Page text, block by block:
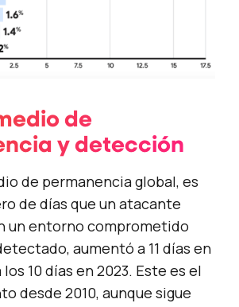
de
y detección
de permanencia global, es
de días que un atacante
un entorno comprometido
aumentó a 11 días en
10 días en 2023. Este es el
desde 2010, aunque sigue